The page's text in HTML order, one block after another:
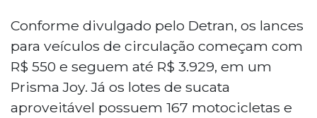
Conforme divulgado pelo Detran, os lances
para veículos de circulação começam com
R$ 550 e seguem até R$ 3.929, em um
Prisma Joy. Já os lotes de sucata
aproveitável possuem 167 motocicletas e